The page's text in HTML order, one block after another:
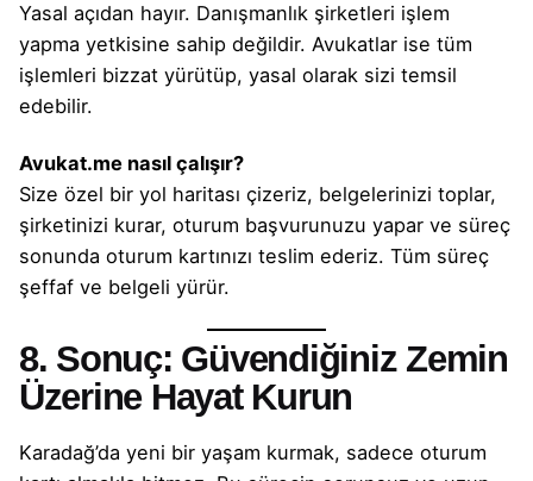
Yasal açıdan hayır. Danışmanlık şirketleri işlem
yapma yetkisine sahip değildir. Avukatlar ise tüm
işlemleri bizzat yürütüp, yasal olarak sizi temsil
edebilir.
Avukat.me nasıl çalışır?
Size özel bir yol haritası çizeriz, belgelerinizi toplar,
şirketinizi kurar, oturum başvurunuzu yapar ve süreç
sonunda oturum kartınızı teslim ederiz. Tüm süreç
şeffaf ve belgeli yürür.
8. Sonuç: Güvendiğiniz Zemin
Üzerine Hayat Kurun
Karadağ’da yeni bir yaşam kurmak, sadece oturum